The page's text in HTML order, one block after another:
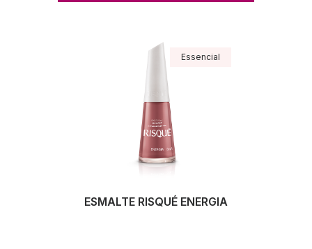
Essencial
ESMALTE RISQUÉ ENERGIA